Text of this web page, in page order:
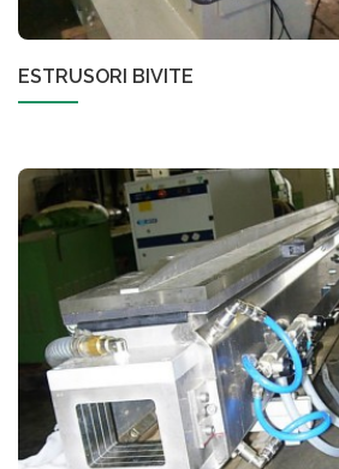
ESTRUSORI BIVITE